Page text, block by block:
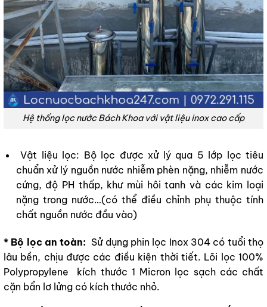
Hệ thống lọc nước Bách Khoa với vật liệu inox cao cấp
Vật liệu lọc: Bộ lọc được xử lý qua 5 lớp lọc tiêu
chuẩn xử lý nguồn nước nhiễm phèn nặng, nhiễm nước
cứng, độ PH thấp, khư mùi hôi tanh và các kim loại
nặng trong nước…(có thể điều chỉnh phụ thuộc tính
chất nguồn nước đầu vào)
* Bộ lọc an toàn: Sử dụng phin lọc Inox 304 có tuổi thọ
lâu bền, chịu được các điều kiện thời tiết. Lõi lọc 100%
Polypropylene kích thước 1 Micron lọc sạch các chất
cặn bẩn lơ lửng có kích thước nhỏ.